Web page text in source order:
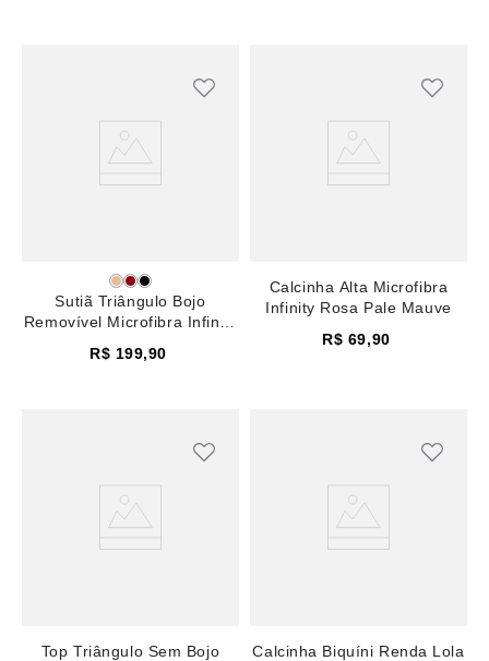
Sutiã Triângulo Bojo
Removível Microfibra Infinity
R$ 199,90
Calcinha Alta Microfibra
Infinity Rosa Pale Mauve
R$ 69,90
Top Triângulo Sem Bojo
Calcinha Biquíni Renda Lola